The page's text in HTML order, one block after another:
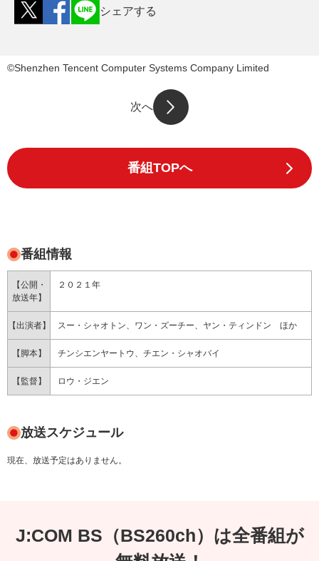
シェアする
©Shenzhen Tencent Computer Systems Company Limited
次へ
番組TOPへ
番組情報
【公開・
放送年】
２０２１年
【出演者】 スー・シャオトン、ワン・ズーチー、ヤン・ティンドン ほか
【脚本】 チンシエンヤートウ、チエン・シャオバイ
【監督】 ロウ・ジエン
放送スケジュール
現在、放送予定はありません。
J:COM BS（BS260ch）は全番組が